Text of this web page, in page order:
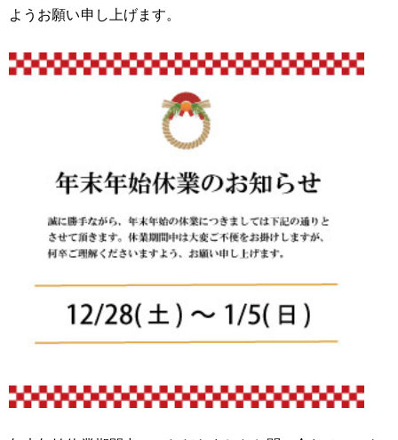
ようお願い申し上げます。